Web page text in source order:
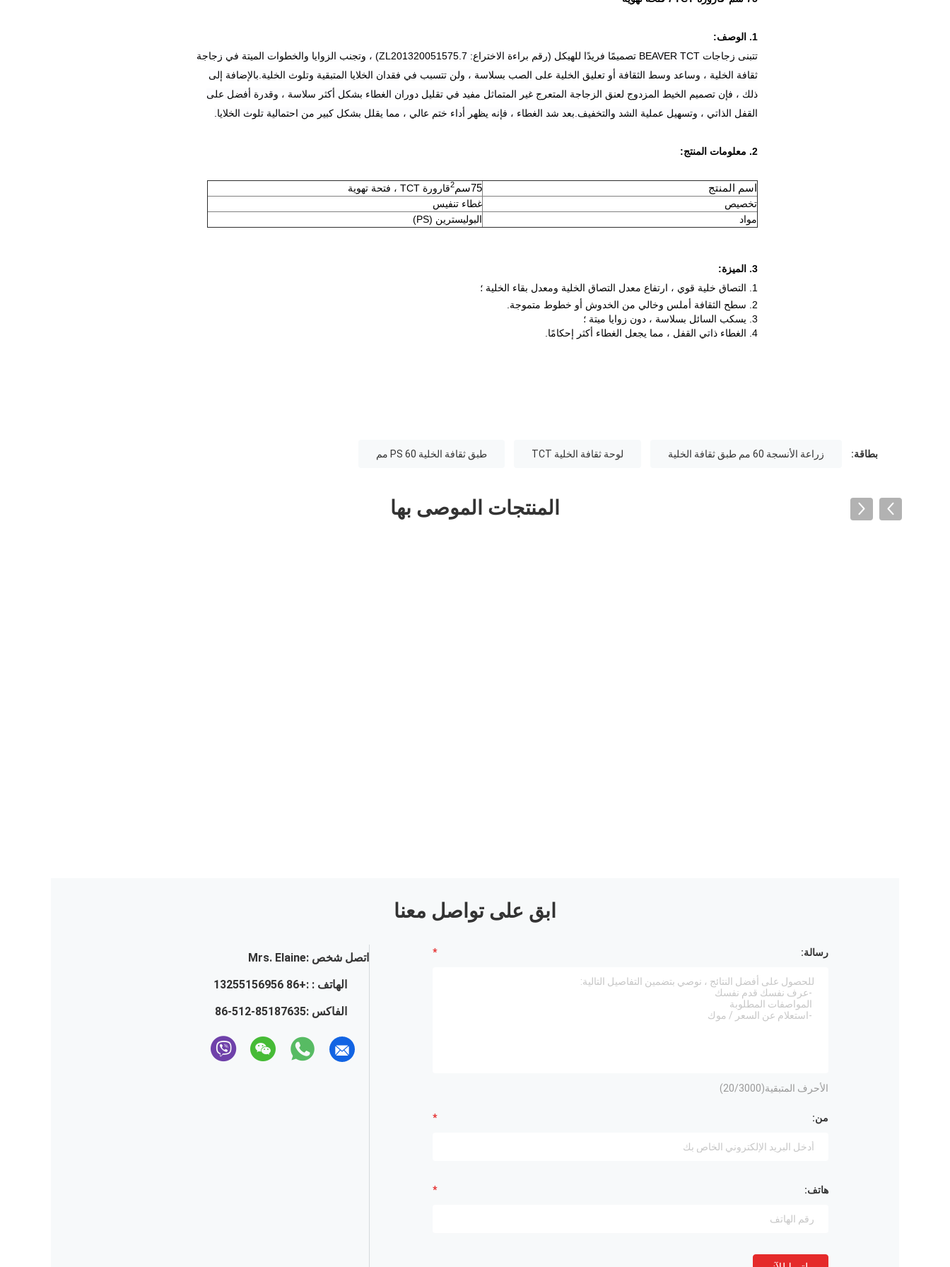
1. الوصف:
تتبنى زجاجات BEAVER TCT تصميمًا فريدًا للهيكل (رقم براءة الاختراع: ZL201320051575.7) ، وتجنب الزوايا والخطوات الميتة في زجاجة
ثقافة الخلية ، وساعد وسط الثقافة أو تعليق الخلية على الصب بسلاسة ، ولن تتسبب في فقدان الخلايا المتبقية وتلوث الخلية.بالإضافة إلى
ذلك ، فإن تصميم الخيط المزدوج لعنق الزجاجة المتعرج غير المتماثل مفيد في تقليل دوران الغطاء بشكل أكثر سلاسة ، وقدرة أفضل على
القفل الذاتي ، وتسهيل عملية الشد والتخفيف.بعد شد الغطاء ، فإنه يظهر أداء ختم عالي ، مما يقلل بشكل كبير من احتمالية تلوث الخلايا.
2. معلومات المنتج:
اسم المنتج 75سم2قارورة TCT ، فتحة تهوية
تخصيص
غطاء تنفيس
مواد
البوليسترين (PS)
3. الميزة:
1. التصاق خلية قوي ، ارتفاع معدل التصاق الخلية ومعدل بقاء الخلية ؛
2. سطح الثقافة أملس وخالي من الخدوش أو خطوط متموجة.
3. يسكب السائل بسلاسة ، دون زوايا ميتة ؛
4. الغطاء ذاتي القفل ، مما يجعل الغطاء أكثر إحكامًا.
بطاقة: زراعة الأنسجة 60 مم طبق ثقافة الخلية لوحة ثقافة الخلية TCT طبق ثقافة الخلية PS 60 مم
المنتجات الموصى بها
ابق على تواصل معنا
اتصل شخص :Mrs. Elaine
الهاتف : :+86 13255156956
الفاكس :86-512-85187635
رسالة:
الأحرف المتبقية( 20/3000)
من:
هاتف: